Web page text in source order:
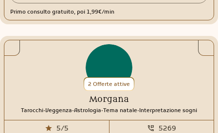
Primo consulto gratuito, poi 1,99€/min
2 Offerte attive
Morgana
Tarocchi.Veggenza.Astrologia.Tema natale.Interpretazione sogni
5/5 5269